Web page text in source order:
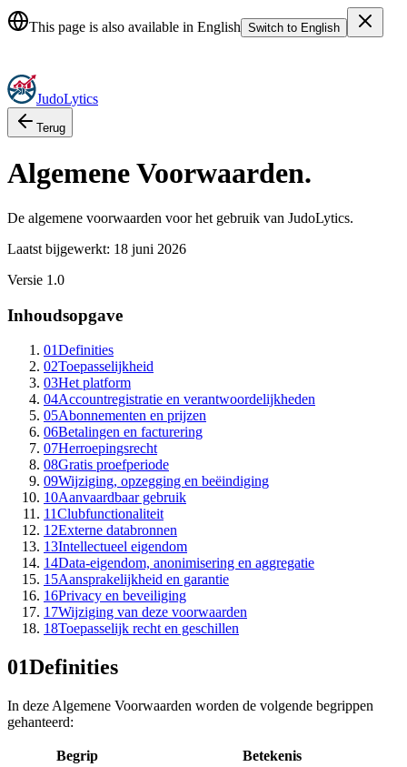
JudoLytics: The Complete Judo Platform for Judokas, Coaches &
This page is also available in English Switch to English
JudoLytics
Terug
Algemene Voorwaarden.
De algemene voorwaarden voor het gebruik van JudoLytics.
Laatst bijgewerkt: 18 juni 2026
Versie 1.0
Inhoudsopgave
01Definities
02Toepasselijkheid
03Het platform
04Accountregistratie en verantwoordelijkheden
05Abonnementen en prijzen
06Betalingen en facturering
07Herroepingsrecht
08Gratis proefperiode
09Wijziging, opzegging en beëindiging
10Aanvaardbaar gebruik
11Clubfunctionaliteit
12Externe databronnen
13Intellectueel eigendom
14Data-eigendom, anonimisering en aggregatie
15Aansprakelijkheid en garantie
16Privacy en beveiliging
17Wijziging van deze voorwaarden
18Toepasselijk recht en geschillen
01Definities
In deze Algemene Voorwaarden worden de volgende begrippen
gehanteerd:
Begrip Betekenis